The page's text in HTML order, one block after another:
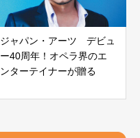
ジャパン・アーツ デビュ
ー40周年！オペラ界のエ
ンターテイナーが贈る